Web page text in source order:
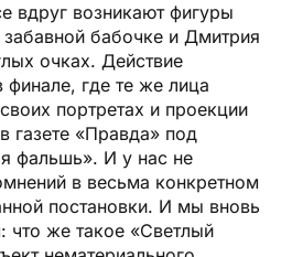
вдруг возникают фигуры
бабочке и Дмитрия
очках. Действие
финале, где те же лица
портретах и проекции
газете «Правда» под
фальшь». И у нас не
в весьма конкретном
постановки. И мы вновь
что же такое «Светлый